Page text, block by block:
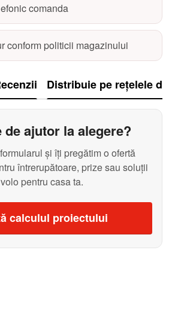
comanda
conform politicii magazinului
Distribuie pe rețelele
de ajutor la alegere?
și îți pregătim o ofertă
întrerupătoare, prize sau soluții
pentru casa ta.
calculul proiectului